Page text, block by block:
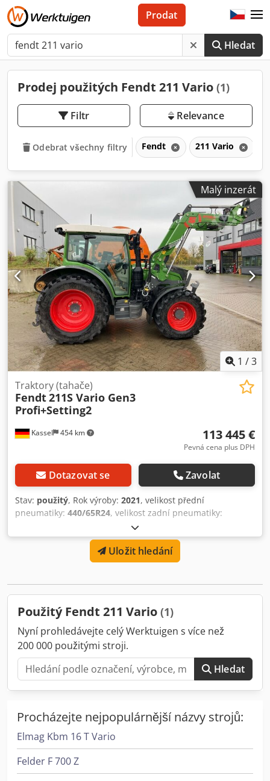
Hledat
Prodat
Prodej použitých Fendt 211 Vario (1)
Filtr Relevance
Odebrat všechny filtry Fendt 211 Vario
Malý inzerát
1 /3
Kassel 454 km
Traktory (tahače)
Fendt211S Vario Gen3
Profi+Setting2
113 445 €
Pevná cena plus DPH
Dotazovat se Zavolat
Stav: použitý, Rok výroby: 2021, velikost přední
pneumatiky: 440/65R24, velikost zadní pneumatiky:
pneumatická brzda, čelní nakladač
Uložit hledání
Použitý Fendt 211 Vario (1)
Nyní prohledávejte celý Werktuigen s více než
200 000 použitými stroji.
Hledat
Procházejte nejpopulárnější názvy strojů:
Elmag Kbm 16 T Vario
Felder F 700 Z